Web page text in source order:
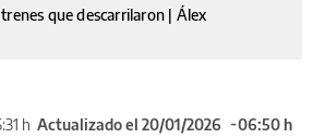
que descarrilaron | Álex
h Actualizado el 20/01/2026
06:50 h